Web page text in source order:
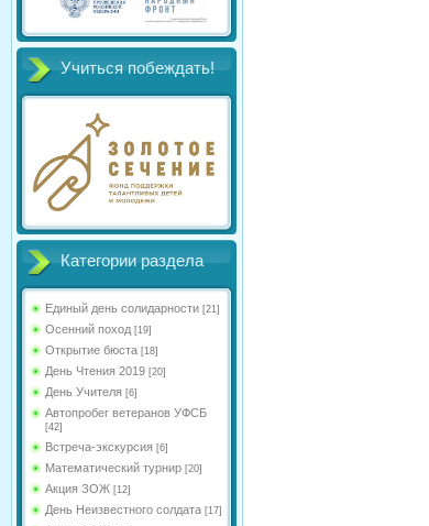
Учиться побеждать!
Категории раздела
Единый день солидарности [21]
Осенний поход [19]
Открытие бюста [18]
День Чтения 2019 [20]
День Учителя [6]
Автопробег ветеранов УФСБ
[42]
Встреча-экскурсия [6]
Математический турнир [20]
Акция ЗОЖ [12]
День Неизвестного солдата [17]